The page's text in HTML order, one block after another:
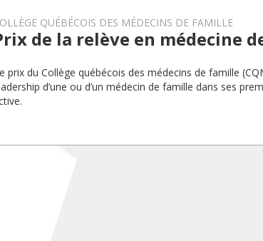
QUÉBÉCOIS DES MÉDECINS DE FAMILLE
de la relève en médecine
prix du Collège québécois des médecins de famille
d’une ou d’un médecin de famille dans ses